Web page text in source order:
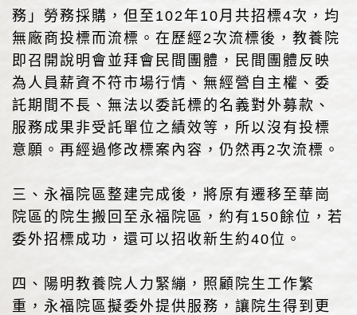
務」勞務採購，但至102年10月共招標4次，均
無廠商投標而流標。在歷經2次流標後，教養院
即召開說明會並拜會民間團體，民間團體反映
為人員薪資不符市場行情、無經營自主權、委
託期間不長、無法以委託標的名義對外募款、
服務成果非受託單位之績效等，所以沒有投標
意願。再經過修改標案內容，仍然再2次流標。
三、永福院區整建完成後，將原有遷移至華崗
院區的院生搬回至永福院區，約有150餘位，若
委外招標成功，還可以招收新生約40位。
四、陽明教養院人力緊繃，照顧院生工作繁
重，永福院區擬委外提供服務，讓院生得到更